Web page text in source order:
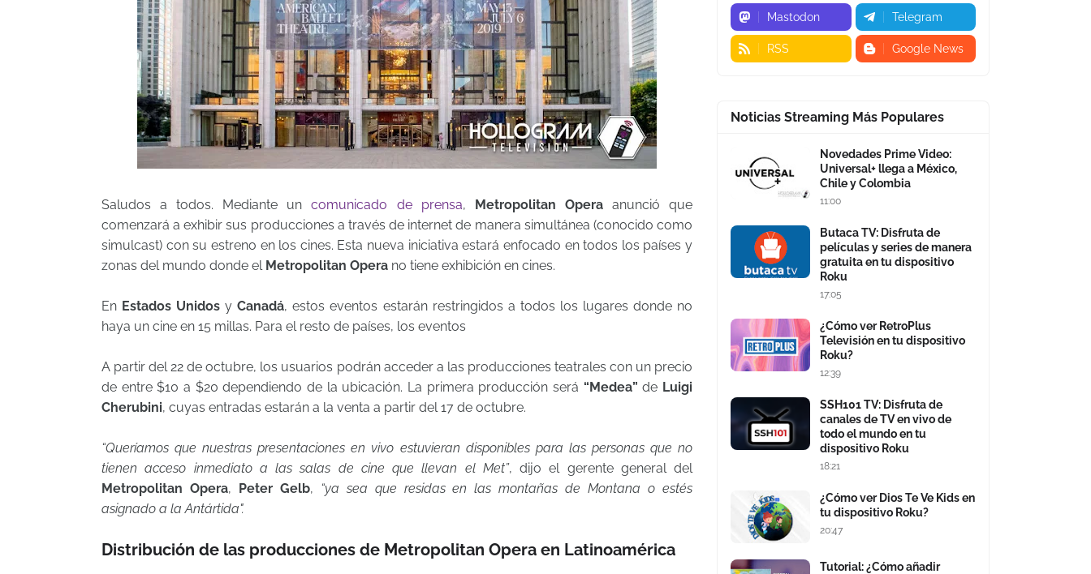
Saludos a todos. Mediante uncomunicado de prensa, Metropolitan Operaanunció que
comenzará a exhibir sus producciones a través de internet de manera simultánea (conocido como
simulcast) con su estreno en los cines. Esta nueva iniciativa estará enfocado en todos los países y
zonas del mundo donde el Metropolitan Opera no tiene exhibición en cines.
En Estados Unidos yCanadá, estos eventos estarán restringidos a todos los lugares donde no
haya un cine en 15 millas. Para el resto de países, los eventos
A partir del 22 de octubre, los usuarios podrán acceder a las producciones teatrales con un precio
de entre $10 a $20 dependiendo de la ubicación. La primera producción será “Medea” de Luigi
Cherubini, cuyas entradas estarán a la venta a partir del 17 de octubre.
“Queríamos que nuestras presentaciones en vivo estuvieran disponibles para las personas que no
tienen acceso inmediato a las salas de cine que llevan el Met”, dijo el gerente general del
Metropolitan Opera, Peter Gelb, “ya sea que residas en las montañas de Montana o estés
asignado a la Antártida".
Distribución de las producciones de Metropolitan Opera en Latinoamérica
Mastodon Telegram
RSS Google News
Noticias Streaming Más Populares
Novedades Prime Video:
Universal+ llega a México,
Chile y Colombia
11:00
Butaca TV: Disfruta de
películas y series de manera
gratuita en tu dispositivo
Roku
17:05
¿Cómo ver RetroPlus
Televisión en tu dispositivo
Roku?
12:39
SSH101 TV: Disfruta de
canales de TV en vivo de
todo el mundo en tu
dispositivo Roku
18:21
¿Cómo ver Dios Te Ve Kids en
tu dispositivo Roku?
20:47
Tutorial: ¿Cómo añadir